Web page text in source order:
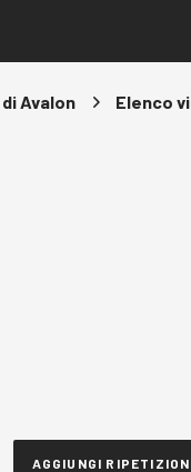
Avalon Elenco
AGGIUNGI